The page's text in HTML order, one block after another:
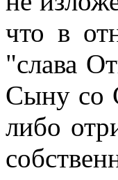
что в
"слава
Сыну со
либо